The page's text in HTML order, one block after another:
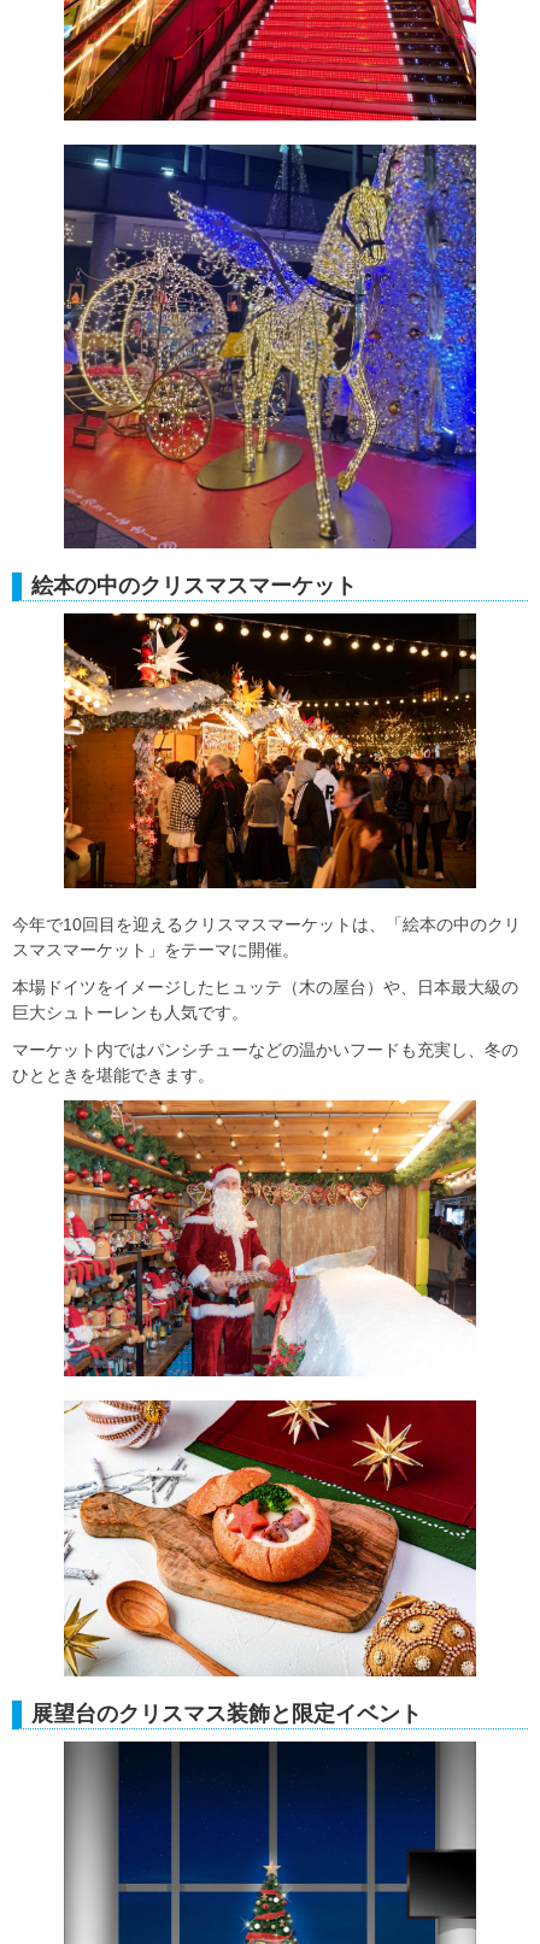
絵本の中のクリスマスマーケット
今年で10回目を迎えるクリスマスマーケットは、「絵本の中のクリ
スマスマーケット」をテーマに開催。
本場ドイツをイメージしたヒュッテ（木の屋台）や、日本最大級の
巨大シュトーレンも人気です。
マーケット内ではパンシチューなどの温かいフードも充実し、冬の
ひとときを堪能できます。
展望台のクリスマス装飾と限定イベント